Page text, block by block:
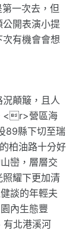
一次去，但
開表演小提
有機會會想
顛簸，且人
<r>營區海
89縣下切至瑞
柏油路十分好
巒，層層交
耀下更加清
談的年輕夫
內生態豐
有北港溪河